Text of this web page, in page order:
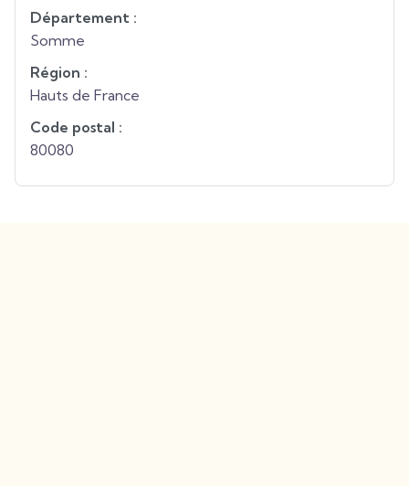
Département :
Somme
Région :
Hauts de France
Code postal :
80080